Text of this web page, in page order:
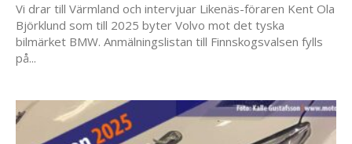
Vi drar till Värmland och intervjuar Likenäs-föraren Kent Ola
Björklund som till 2025 byter Volvo mot det tyska
bilmärket BMW. Anmälningslistan till Finnskogsvalsen fylls
på...